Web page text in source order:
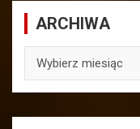
ARCHIWA